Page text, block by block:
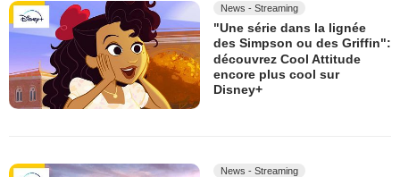
News - Streaming
"Une série dans la lignée
des Simpson ou des Griffin":
découvrez Cool Attitude
encore plus cool sur
Disney+
News - Streaming